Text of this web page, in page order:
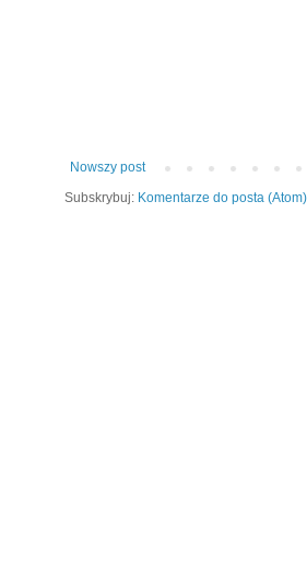
Nowszy post
Subskrybuj: Komentarze do posta (Atom)